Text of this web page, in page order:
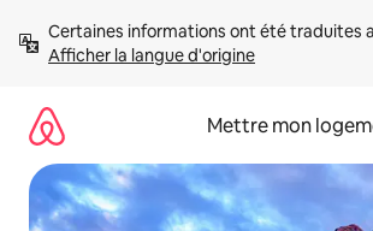
directement
Afficher la langue d'origine
Mettre mon